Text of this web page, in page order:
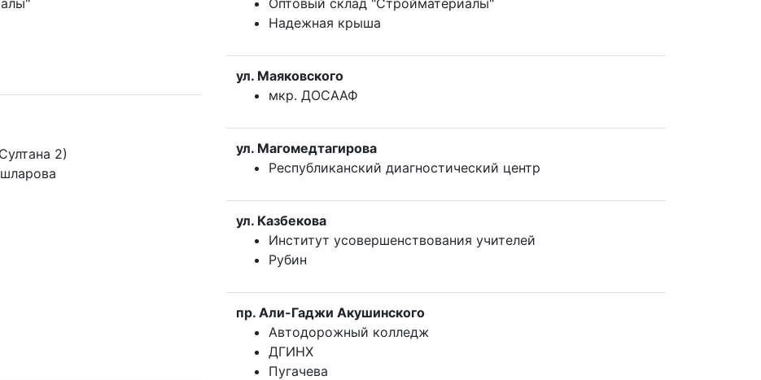
2)
Оптовый склад "Стройматериалы"
Надежная крыша
ул. Маяковского
мкр. ДОСААФ
ул. Магомедтагирова
Республиканский диагностический центр
ул. Казбекова
Институт усовершенствования учителей
Рубин
пр. Али-Гаджи Акушинского
Автодорожный колледж
ДГИНХ
Пугачева